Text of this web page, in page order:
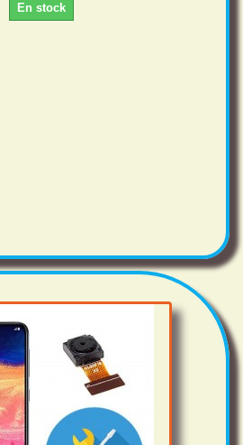
En stock